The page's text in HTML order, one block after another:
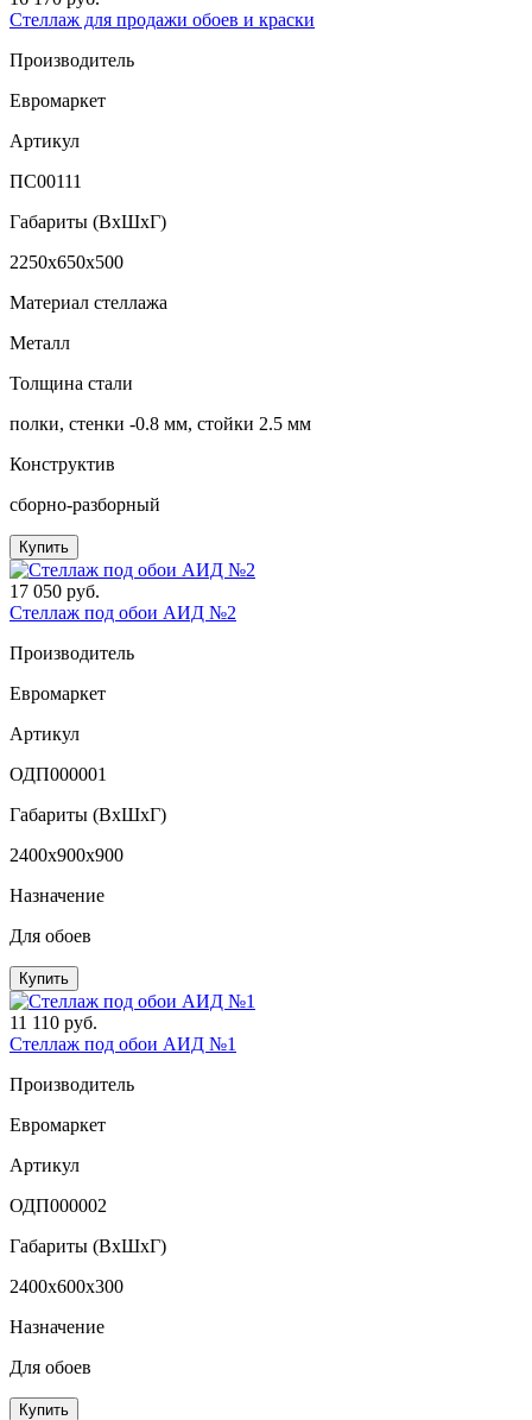
Стеллаж для продажи обоев и краски
Производитель
Евромаркет
Артикул
ПС00111
Габариты (ВxШxГ)
2250x650x500
Материал стеллажа
Металл
Толщина стали
полки, стенки -0.8 мм, стойки 2.5 мм
Конструктив
сборно-разборный
Купить
17 050 руб.
Стеллаж под обои АИД №2
Производитель
Евромаркет
Артикул
ОДП000001
Габариты (ВxШxГ)
2400x900x900
Назначение
Для обоев
Купить
11 110 руб.
Стеллаж под обои АИД №1
Производитель
Евромаркет
Артикул
ОДП000002
Габариты (ВxШxГ)
2400x600x300
Назначение
Для обоев
Купить